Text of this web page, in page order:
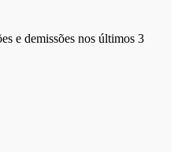
e demissões nos últimos 3